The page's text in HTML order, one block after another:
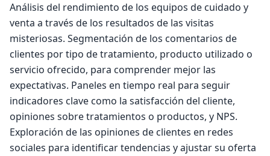
Análisis del rendimiento de los equipos de cuidado y
venta a través de los resultados de las visitas
misteriosas. Segmentación de los comentarios de
clientes por tipo de tratamiento, producto utilizado o
servicio ofrecido, para comprender mejor las
expectativas. Paneles en tiempo real para seguir
indicadores clave como la satisfacción del cliente,
opiniones sobre tratamientos o productos, y NPS.
Exploración de las opiniones de clientes en redes
sociales para identificar tendencias y ajustar su oferta